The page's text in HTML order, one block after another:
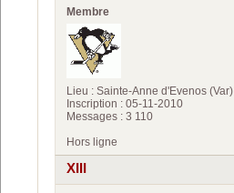
Membre
Lieu : Sainte-Anne d'Evenos (Var)
Inscription : 05-11-2010
Messages : 3 110
Hors ligne
XIII